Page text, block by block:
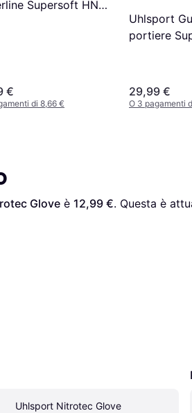
Supersoft HN
€
di 8,66 €
Uhlsport
portiere
29,99 €
O 3 pagamenti
Glove è 12,99 €. Questa è
Uhlsport Nitrotec Glove